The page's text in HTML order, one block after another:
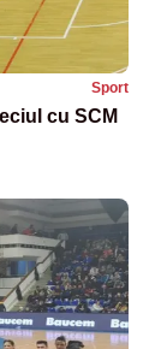
Sport
cu SCM